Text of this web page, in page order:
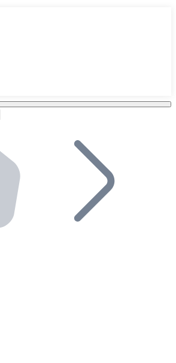
solución en tu plataforma.
Bitnovo en tu negocio y permite que
API en tu ecosistema.
red de distribuidores.
a nuestro ecosistema.